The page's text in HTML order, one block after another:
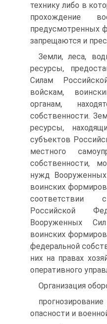
технику либо в
прохождение
предусмотренных
запрещаются и
Земли, леса,
ресурсы,
Силам
войскам,
органам,
собственности.
ресурсы,
субъектов
местного
собственности,
нужд
воинских
соответствии с
Российской
Вооруженных
воинских
федеральной
них на правах
оперативного
Организация
опасности и